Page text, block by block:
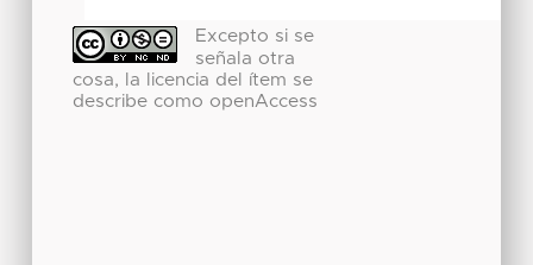
Excepto si se
señala otra
cosa, la licencia del ítem se
describe como openAccess